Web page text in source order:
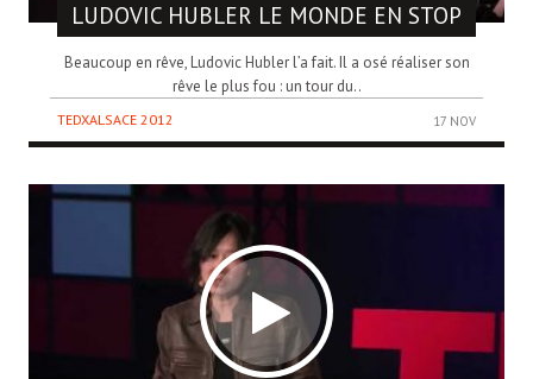
LUDOVIC HUBLER LE MONDE EN STOP
Beaucoup en rêve, Ludovic Hubler l’a fait. Il a osé réaliser son
rêve le plus fou : un tour du..
TEDXALSACE 2012 17 NOV